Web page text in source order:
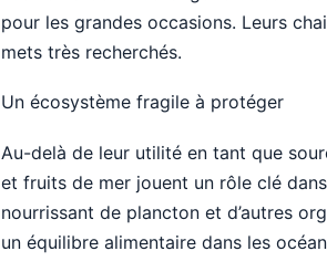
pour les grandes occasions. Leurs
mets très recherchés.
Un écosystème fragile à protéger
Au-delà de leur utilité en tant que
et fruits de mer jouent un rôle clé
nourrissant de plancton et d’autres
un équilibre alimentaire dans les